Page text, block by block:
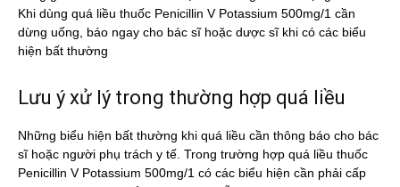
Khi dùng quá liều thuốc Penicillin V Potassium 500mg/1 cần
dừng uống, báo ngay cho bác sĩ hoặc dược sĩ khi có các biểu
hiện bất thường
Lưu ý xử lý trong thường hợp quá liều
Những biểu hiện bất thường khi quá liều cần thông báo cho bác
sĩ hoặc người phụ trách y tế. Trong trường hợp quá liều thuốc
Penicillin V Potassium 500mg/1 có các biểu hiện cần phải cấp